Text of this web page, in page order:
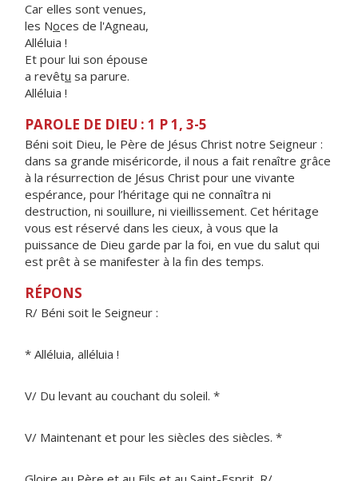
Car elles sont venues,
les Noces de l'Agneau,
Alléluia !
Et pour lui son épouse
a revêtu sa parure.
Alléluia !
PAROLE DE DIEU : 1 P 1, 3-5
Béni soit Dieu, le Père de Jésus Christ notre Seigneur :
dans sa grande miséricorde, il nous a fait renaître grâce
à la résurrection de Jésus Christ pour une vivante
espérance, pour l’héritage qui ne connaîtra ni
destruction, ni souillure, ni vieillissement. Cet héritage
vous est réservé dans les cieux, à vous que la
puissance de Dieu garde par la foi, en vue du salut qui
est prêt à se manifester à la fin des temps.
RÉPONS
R/ Béni soit le Seigneur :
* Alléluia, alléluia !
V/ Du levant au couchant du soleil. *
V/ Maintenant et pour les siècles des siècles. *